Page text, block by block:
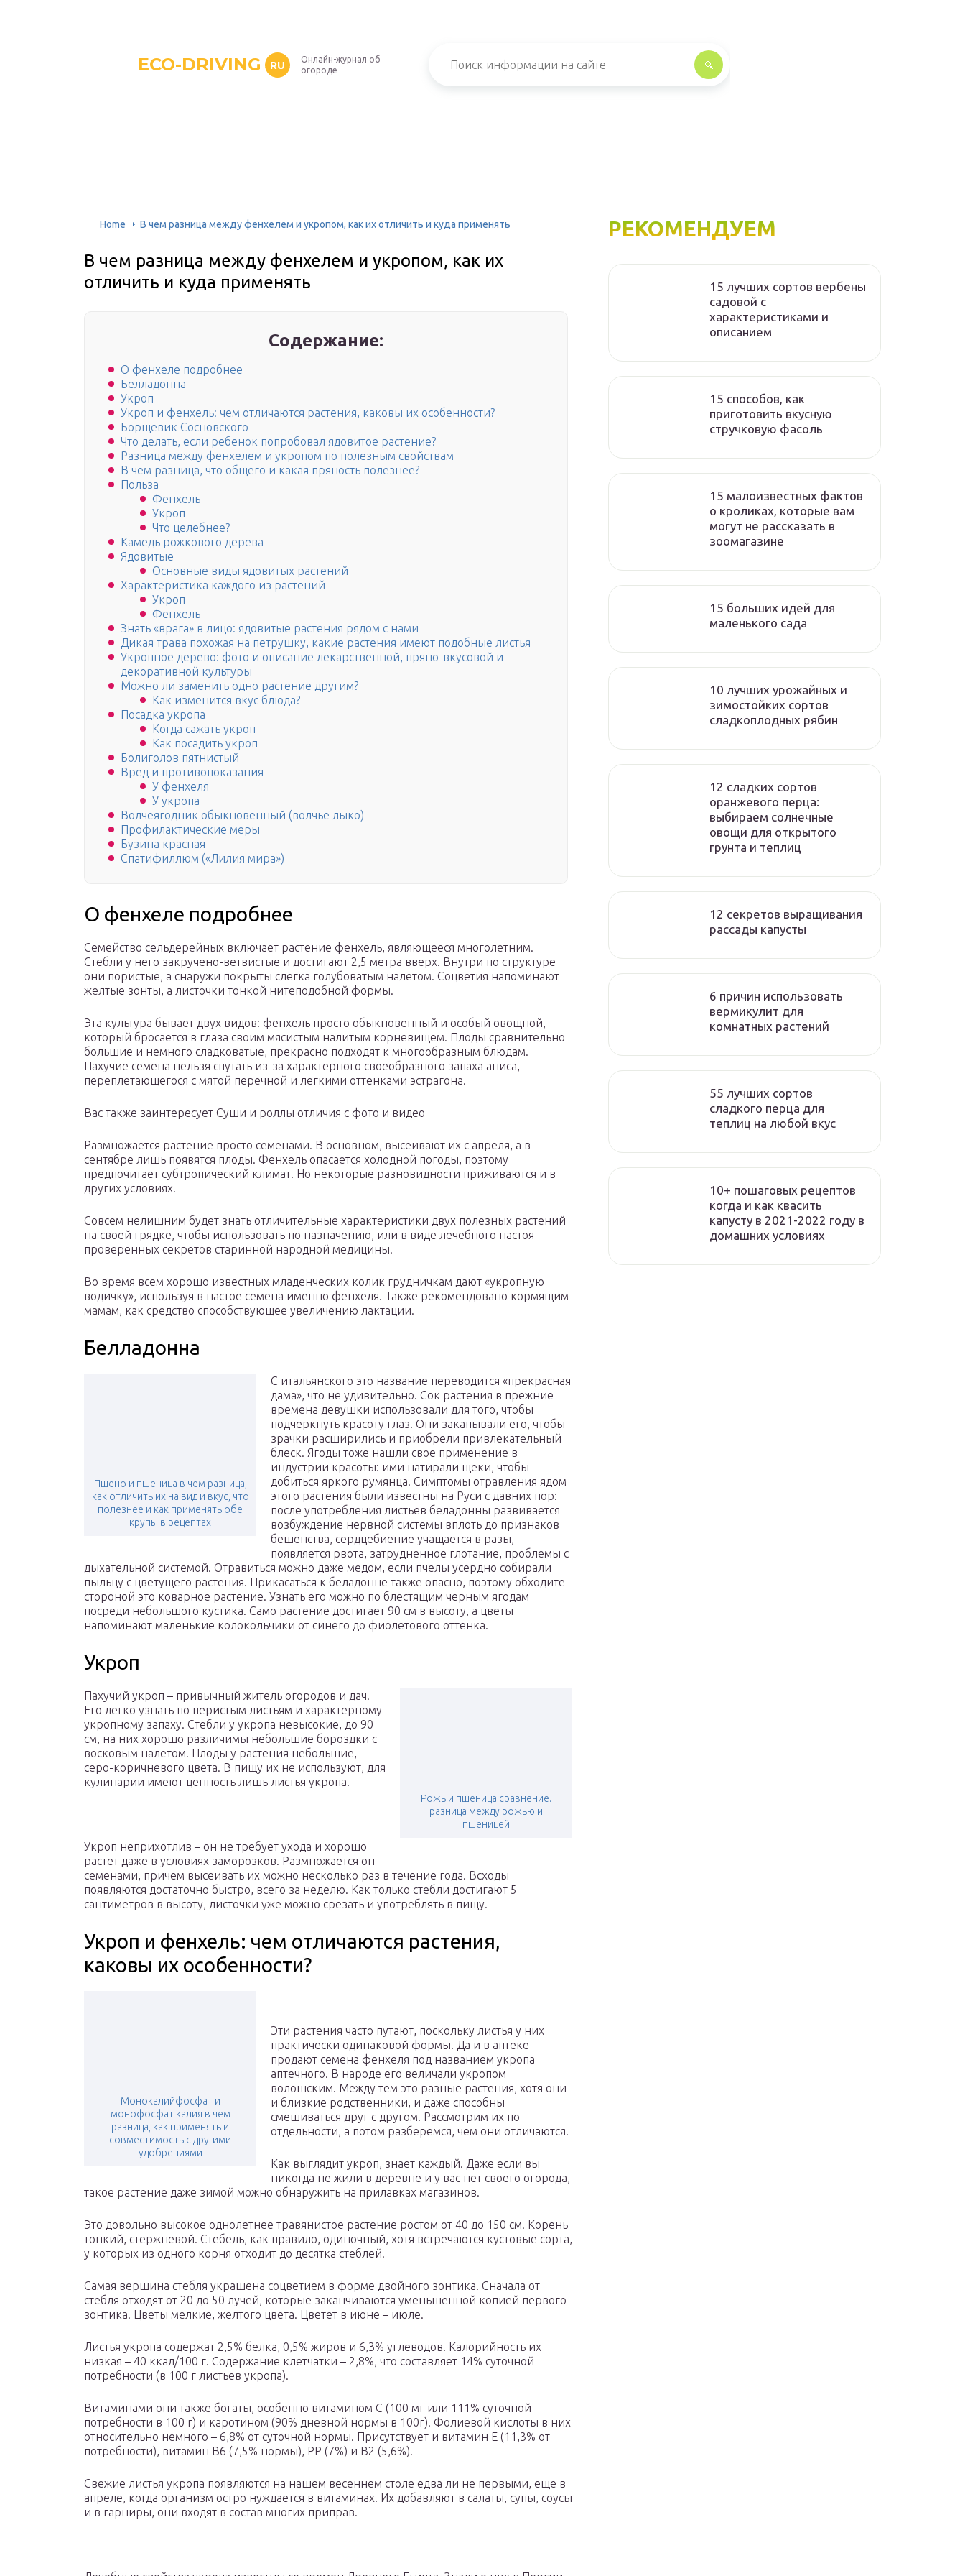
ECO-DRIVING RU
Онлайн-журнал об
огороде
Home В чем разница между фенхелем и укропом, как их отличить и куда применять
В чем разница между фенхелем и укропом, как их
отличить и куда применять
Содержание:
О фенхеле подробнее
Белладонна
Укроп
Укроп и фенхель: чем отличаются растения, каковы их особенности?
Борщевик Сосновского
Что делать, если ребенок попробовал ядовитое растение?
Разница между фенхелем и укропом по полезным свойствам
В чем разница, что общего и какая пряность полезнее?
Польза
Фенхель
Укроп
Что целебнее?
Камедь рожкового дерева
Ядовитые
Основные виды ядовитых растений
Характеристика каждого из растений
Укроп
Фенхель
Знать «врага» в лицо: ядовитые растения рядом с нами
Дикая трава похожая на петрушку, какие растения имеют подобные листья
Укропное дерево: фото и описание лекарственной, пряно-вкусовой и
декоративной культуры
Можно ли заменить одно растение другим?
Как изменится вкус блюда?
Посадка укропа
Когда сажать укроп
Как посадить укроп
Болиголов пятнистый
Вред и противопоказания
У фенхеля
У укропа
Волчеягодник обыкновенный (волчье лыко)
Профилактические меры
Бузина красная
Спатифиллюм («Лилия мира»)
О фенхеле подробнее
Семейство сельдерейных включает растение фенхель, являющееся многолетним.
Стебли у него закручено-ветвистые и достигают 2,5 метра вверх. Внутри по структуре
они пористые, а снаружи покрыты слегка голубоватым налетом. Соцветия напоминают
желтые зонты, а листочки тонкой нитеподобной формы.
Эта культура бывает двух видов: фенхель просто обыкновенный и особый овощной,
который бросается в глаза своим мясистым налитым корневищем. Плоды сравнительно
большие и немного сладковатые, прекрасно подходят к многообразным блюдам.
Пахучие семена нельзя спутать из-за характерного своеобразного запаха аниса,
переплетающегося с мятой перечной и легкими оттенками эстрагона.
Вас также заинтересует Суши и роллы отличия с фото и видео
Размножается растение просто семенами. В основном, высеивают их с апреля, а в
сентябре лишь появятся плоды. Фенхель опасается холодной погоды, поэтому
предпочитает субтропический климат. Но некоторые разновидности приживаются и в
других условиях.
Совсем нелишним будет знать отличительные характеристики двух полезных растений
на своей грядке, чтобы использовать по назначению, или в виде лечебного настоя
проверенных секретов старинной народной медицины.
Во время всем хорошо известных младенческих колик грудничкам дают «укропную
водичку», используя в настое семена именно фенхеля. Также рекомендовано кормящим
мамам, как средство способствующее увеличению лактации.
Белладонна
Пшено и пшеница в чем разница,
как отличить их на вид и вкус, что
полезнее и как применять обе
крупы в рецептах
С итальянского это название переводится «прекрасная
дама», что не удивительно. Сок растения в прежние
времена девушки использовали для того, чтобы
подчеркнуть красоту глаз. Они закапывали его, чтобы
зрачки расширились и приобрели привлекательный
блеск. Ягоды тоже нашли свое применение в
индустрии красоты: ими натирали щеки, чтобы
добиться яркого румянца. Симптомы отравления ядом
этого растения были известны на Руси с давних пор:
после употребления листьев беладонны развивается
возбуждение нервной системы вплоть до признаков
бешенства, сердцебиение учащается в разы,
появляется рвота, затрудненное глотание, проблемы с
дыхательной системой. Отравиться можно даже медом, если пчелы усердно собирали
пыльцу с цветущего растения. Прикасаться к беладонне также опасно, поэтому обходите
стороной это коварное растение. Узнать его можно по блестящим черным ягодам
посреди небольшого кустика. Само растение достигает 90 см в высоту, а цветы
напоминают маленькие колокольчики от синего до фиолетового оттенка.
Укроп
Рожь и пшеница сравнение.
разница между рожью и
пшеницей
Пахучий укроп – привычный житель огородов и дач.
Его легко узнать по перистым листьям и характерному
укропному запаху. Стебли у укропа невысокие, до 90
см, на них хорошо различимы небольшие бороздки с
восковым налетом. Плоды у растения небольшие,
серо-коричневого цвета. В пищу их не используют, для
кулинарии имеют ценность лишь листья укропа.
Укроп неприхотлив – он не требует ухода и хорошо
растет даже в условиях заморозков. Размножается он
семенами, причем высеивать их можно несколько раз в течение года. Всходы
появляются достаточно быстро, всего за неделю. Как только стебли достигают 5
сантиметров в высоту, листочки уже можно срезать и употреблять в пищу.
Укроп и фенхель: чем отличаются растения,
каковы их особенности?
Монокалийфосфат и
монофосфат калия в чем
разница, как применять и
совместимость с другими
удобрениями
Эти растения часто путают, поскольку листья у них
практически одинаковой формы. Да и в аптеке
продают семена фенхеля под названием укропа
аптечного. В народе его величали укропом
волошским. Между тем это разные растения, хотя они
и близкие родственники, и даже способны
смешиваться друг с другом. Рассмотрим их по
отдельности, а потом разберемся, чем они отличаются.
Как выглядит укроп, знает каждый. Даже если вы
никогда не жили в деревне и у вас нет своего огорода,
такое растение даже зимой можно обнаружить на прилавках магазинов.
Это довольно высокое однолетнее травянистое растение ростом от 40 до 150 см. Корень
тонкий, стержневой. Стебель, как правило, одиночный, хотя встречаются кустовые сорта,
у которых из одного корня отходит до десятка стеблей.
Самая вершина стебля украшена соцветием в форме двойного зонтика. Сначала от
стебля отходят от 20 до 50 лучей, которые заканчиваются уменьшенной копией первого
зонтика. Цветы мелкие, желтого цвета. Цветет в июне – июле.
Листья укропа содержат 2,5% белка, 0,5% жиров и 6,3% углеводов. Калорийность их
низкая – 40 ккал/100 г. Содержание клетчатки – 2,8%, что составляет 14% суточной
потребности (в 100 г листьев укропа).
Витаминами они также богаты, особенно витамином С (100 мг или 111% суточной
потребности в 100 г) и каротином (90% дневной нормы в 100г). Фолиевой кислоты в них
относительно немного – 6,8% от суточной нормы. Присутствует и витамин Е (11,3% от
потребности), витамин В6 (7,5% нормы), РР (7%) и В2 (5,6%).
Свежие листья укропа появляются на нашем весеннем столе едва ли не первыми, еще в
апреле, когда организм остро нуждается в витаминах. Их добавляют в салаты, супы, соусы
и в гарниры, они входят в состав многих приправ.
РЕКОМЕНДУЕМ
15 лучших сортов вербены
садовой с
характеристиками и
описанием
15 способов, как
приготовить вкусную
стручковую фасоль
15 малоизвестных фактов
о кроликах, которые вам
могут не рассказать в
зоомагазине
15 больших идей для
маленького сада
10 лучших урожайных и
зимостойких сортов
сладкоплодных рябин
12 сладких сортов
оранжевого перца:
выбираем солнечные
овощи для открытого
грунта и теплиц
12 секретов выращивания
рассады капусты
6 причин использовать
вермикулит для
комнатных растений
55 лучших сортов
сладкого перца для
теплиц на любой вкус
10+ пошаговых рецептов
когда и как квасить
капусту в 2021-2022 году в
домашних условиях